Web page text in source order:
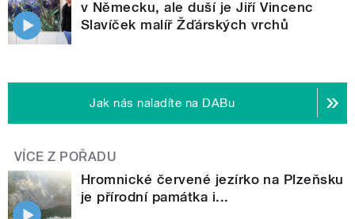
v Německu, ale duší je Jiří Vincenc
Slavíček malíř Žďárských vrchů
Jak nás naladíte na DABu
VÍCE Z POŘADU
Hromnické červené jezírko na Plzeňsku
je přírodní památka i...